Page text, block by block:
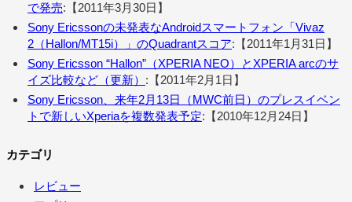
で発売:【2011年3月30日】
Sony Ericssonの未発表なAndroidスマートフォン「Vivaz
2（Hallon/MT15i）」のQuadrantスコア:【2011年1月31日】
Sony Ericsson “Hallon”（XPERIA NEO）とXPERIA arcのサ
イズ比較など（更新） :【2011年2月1日】
Sony Ericsson、来年2月13日（MWC前日）のプレスイベン
トで新しいXperiaを複数発表予定:【2010年12月24日】
カテゴリ
レビュー